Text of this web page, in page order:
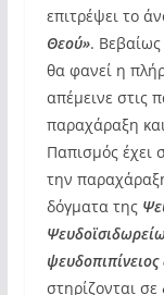
επιτρέψει το
Θεού». Βεβαίως
θα φανεί η
απέμεινε στις
παραχάραξη
Παπισμός έχει
την
δόγματα της
στηρίζονται σε